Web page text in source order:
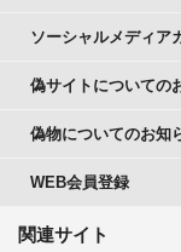
ソーシャルメディア
偽サイトについての
偽物についてのお知
WEB会員登録
関連サイト